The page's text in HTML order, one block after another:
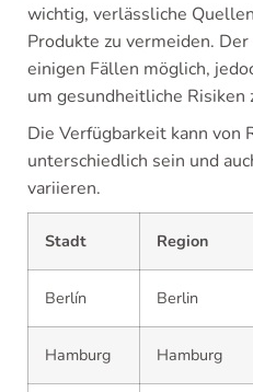
wichtig, verlässliche
Produkte zu vermeiden.
einigen Fällen möglich,
um gesundheitliche Risiken
Die Verfügbarkeit kann von
unterschiedlich sein und
variieren.
Stadt Region
Berlín Berlin
Hamburg Hamburg